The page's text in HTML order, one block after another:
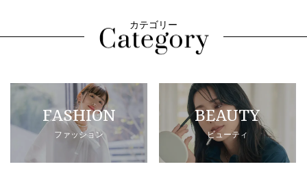
カテゴリー
FASHION
ファッション
BEAUTY
ビューティ